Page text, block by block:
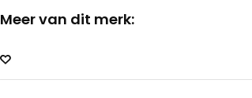
Meer van dit merk: